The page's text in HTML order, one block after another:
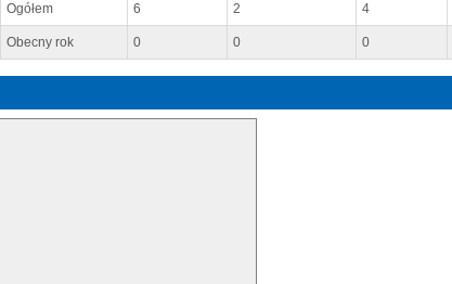
Ogółem 6 2 4
Obecny rok 0 0 0